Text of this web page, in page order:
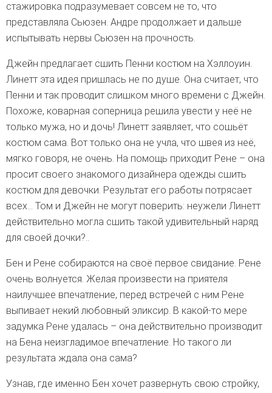
стажировка подразумевает совсем не то, что
представляла Сьюзен. Андре продолжает и дальше
испытывать нервы Сьюзен на прочность.
Джейн предлагает сшить Пенни костюм на Хэллоуин.
Линетт эта идея пришлась не по душе. Она считает, что
Пенни и так проводит слишком много времени с Джейн.
Похоже, коварная соперница решила увести у неё не
только мужа, но и дочь! Линетт заявляет, что сошьёт
костюм сама. Вот только она не учла, что швея из неё,
мягко говоря, не очень. На помощь приходит Рене – она
просит своего знакомого дизайнера одежды сшить
костюм для девочки. Результат его работы потрясает
всех… Том и Джейн не могут поверить: неужели Линетт
действительно могла сшить такой удивительный наряд
для своей дочки?..
Бен и Рене собираются на своё первое свидание. Рене
очень волнуется. Желая произвести на приятеля
наилучшее впечатление, перед встречей с ним Рене
выпивает некий любовный эликсир. В какой-то мере
задумка Рене удалась – она действительно производит
на Бена неизгладимое впечатление. Но такого ли
результата ждала она сама?
Узнав, где именно Бен хочет развернуть свою стройку,